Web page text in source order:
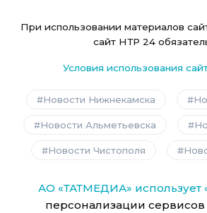
При использовании материалов
сайт НТР 24
Условия использования
Новости Нижнекамска
Новости Альметьевска
Новости Чистополя
АО «ТАТМЕДИА» использует
персонализации сервисов